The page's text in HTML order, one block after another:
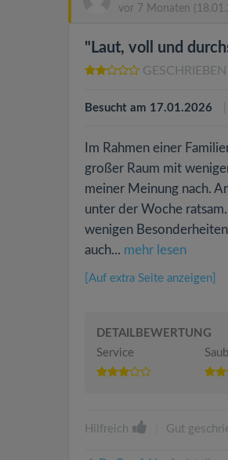
vor 7 Monaten
"Laut, voll und
Besucht am 17.01.2026
Im Rahmen einer
großer Raum mit
meiner Meinung nach.
unter der Woche
wenigen
auch... mehr lesen
[Auf extra Seite anzeigen]
DETAILBEWERTUNG
Service
Hilfreich Gut